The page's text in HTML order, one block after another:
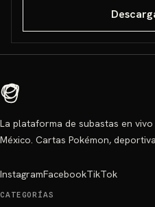
La plataforma de subastas en
México. Cartas Pokémon,
InstagramFacebookTikTok
CATEGORÍAS